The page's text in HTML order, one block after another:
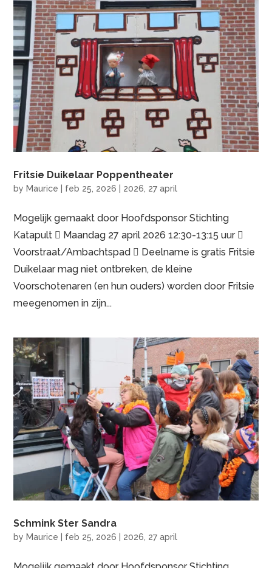
Fritsie Duikelaar Poppentheater
by Maurice feb 25, 2026 2026 27 april
Mogelijk gemaakt door Hoofdsponsor Stichting
Katapult  Maandag 27 april 2026 12:30-13:15 uur 
Voorstraat/Ambachtspad  Deelname is gratis Fritsie
Duikelaar mag niet ontbreken, de kleine
Voorschotenaren (en hun ouders) worden door Fritsie
meegenomen in zijn...
Schmink Ster Sandra
by Maurice feb 25, 2026 2026, 27 april